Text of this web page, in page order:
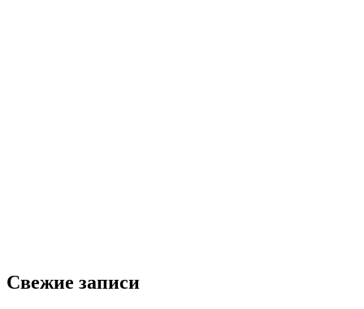
Свежие записи